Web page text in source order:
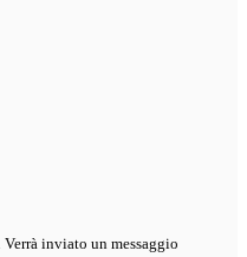
Verrà inviato un messaggio